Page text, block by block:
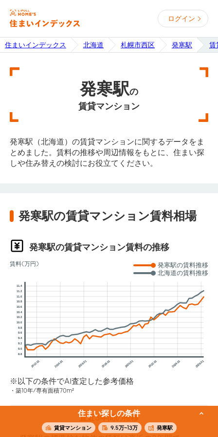
ログイン
住まいインデックス 北海道 札幌市西区 発寒駅 賃
発寒駅の
賃貸マンション
発寒駅（北海道）の賃貸マンションに関するデータをま
とめました。賃料の推移や周辺情報をもとに、住まい探
しや住み替えの検討にお役立てください。
発寒駅の賃貸マンション賃料相場
発寒駅の賃貸マンション賃料の推移
賃料(万円)
発寒駅の賃料推移
北海道の賃料推移
2012.01 2014.01 2016.01 2018.01 2020.01 2022.01 2024.01 2026.01
8.8
9.0
9.2
9.4
9.6
9.8
10.0
10.2
10.4
10.6
10.8
11.0
11.2
11.4
※以下の条件でAI査定した参考価格
築10年/専有面積70m²
直近3年間の推移
住まい探しの条件
賃貸マンション 9.5万~13万 発寒駅